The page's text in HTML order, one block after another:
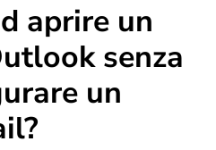
aprire un
senza
un